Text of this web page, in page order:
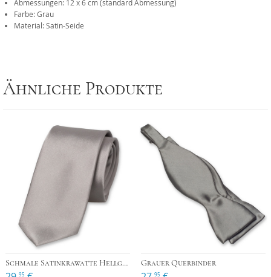
Abmessungen: 12 x 6 cm (standard Abmessung)
Farbe: Grau
Material: Satin-Seide
Ähnliche Produkte
Schmale Satinkrawatte Hellgrau
95
Grauer Querbinder
95